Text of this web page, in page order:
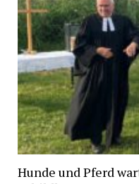
Hunde und Pferd